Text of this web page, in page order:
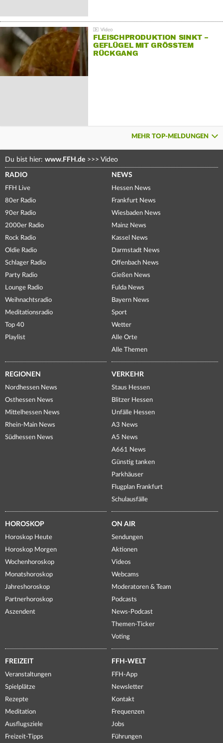
FLEISCHPRODUKTION SINKT –
GEFLÜGEL MIT GRÖSSTEM R
ÜCKGANG
MEHR TOP-MELDUNGEN
Du bist hier: www.FFH.de >>> Video
RADIO
FFH Live
80er Radio
90er Radio
2000er Radio
Rock Radio
Oldie Radio
Schlager Radio
Party Radio
Lounge Radio
Weihnachtsradio
Meditationsradio
Top 40
Playlist
NEWS
Hessen News
Frankfurt News
Wiesbaden News
Mainz News
Kassel News
Darmstadt News
Offenbach News
Gießen News
Fulda News
Bayern News
Sport
Wetter
Alle Orte
Alle Themen
REGIONEN
Nordhessen News
Osthessen News
Mittelhessen News
Rhein-Main News
Südhessen News
VERKEHR
Staus Hessen
Blitzer Hessen
Unfälle Hessen
A3 News
A5 News
A661 News
Günstig tanken
Parkhäuser
Flugplan Frankfurt
Schulausfälle
HOROSKOP
Horoskop Heute
Horoskop Morgen
Wochenhoroskop
Monatshoroskop
Jahreshoroskop
Partnerhoroskop
Aszendent
ON AIR
Sendungen
Aktionen
Videos
Webcams
Moderatoren & Team
Podcasts
News-Podcast
Themen-Ticker
Voting
FREIZEIT
Veranstaltungen
Spielplätze
Rezepte
Meditation
Ausflugsziele
Freizeit-Tipps
FFH-WELT
FFH-App
Newsletter
Kontakt
Frequenzen
Jobs
Führungen